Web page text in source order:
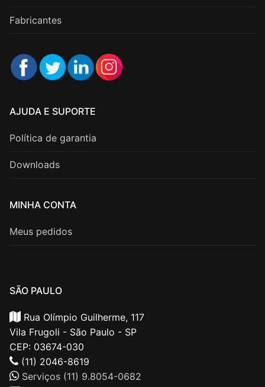
Fabricantes
AJUDA E SUPORTE
Política de garantia
Downloads
MINHA CONTA
Meus pedidos
SÃO PAULO
Rua Olímpio Guilherme, 117
Vila Frugoli - São Paulo - SP
CEP: 03674-030
(11) 2046-8619
Serviços (11) 9.8054-0682